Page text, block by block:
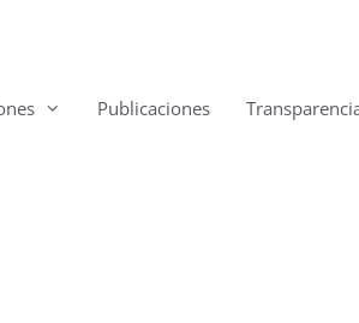
Publicaciones